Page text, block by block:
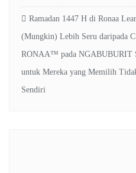
Ramadan 1447 H di Ronaa
(Mungkin) Lebih Seru daripada
RONAA™ pada NGABUBURIT
untuk Mereka yang Memilih
Sendiri